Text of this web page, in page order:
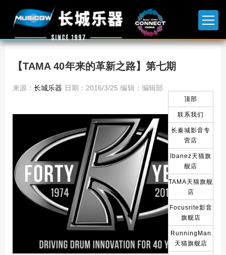
【TAMA 40年来的革新之路】第七期
来源：长城乐器 日期：2016/3/25 编辑：编辑部
顶部
联系我们
长秦城影音专
营店
Ibanez天猫旗
舰店
TAMA天猫旗舰
店
Focusrite影音
旗舰店
RunningMan
天猫旗舰店